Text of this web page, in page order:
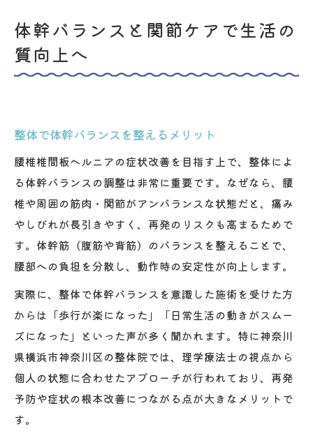
体幹バランスと関節ケアで生活の
質向上へ
整体で体幹バランスを整えるメリット
腰椎椎間板ヘルニアの症状改善を目指す上で、整体によ
る体幹バランスの調整は非常に重要です。なぜなら、腰
椎や周囲の筋肉・関節がアンバランスな状態だと、痛み
やしびれが長引きやすく、再発のリスクも高まるためで
す。体幹筋（腹筋や背筋）のバランスを整えることで、
腰部への負担を分散し、動作時の安定性が向上します。
実際に、整体で体幹バランスを意識した施術を受けた方
からは「歩行が楽になった」「日常生活の動きがスムー
ズになった」といった声が多く聞かれます。特に神奈川
県横浜市神奈川区の整体院では、理学療法士の視点から
個人の状態に合わせたアプローチが行われており、再発
予防や症状の根本改善につながる点が大きなメリットで
す。